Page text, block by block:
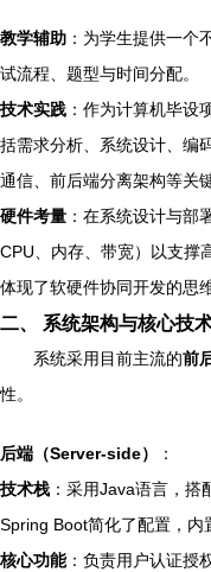
教学辅助 ：为学生提供一个
试流程、题型与时间分配。
技术实践 ：作为计算机毕设
括需求分析、系统设计、编
通信、前后端分离架构等关
硬件考量 ：在系统设计与部
CPU、内存、带宽）以支撑
体现了软硬件协同开发的思维
二、 系统架构与核心技
系统采用目前主流的前
性。
后端（Server-side）
：
技术栈 ：采用Java语言，搭
Spring Boot简化了配置，内
核心功能：负责用户认证授